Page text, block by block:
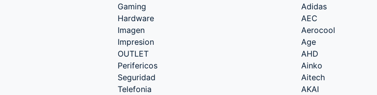
Gaming
Hardware
Imagen
Impresion
OUTLET
Perifericos
Seguridad
Telefonia
Adidas
AEC
Aerocool
Age
AHD
Ainko
Aitech
AKAI